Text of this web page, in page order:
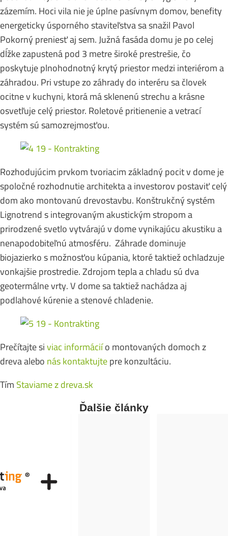
zázemím. Hoci vila nie je úplne pasívnym domov, benefity
energeticky úsporného staviteľstva sa snažil Pavol
Pokorný preniesť aj sem. Južná fasáda domu je po celej
dĺžke zapustená pod 3 metre široké prestrešie, čo
poskytuje plnohodnotný krytý priestor medzi interiérom a
záhradou. Pri vstupe zo záhrady do interéru sa človek
ocitne v kuchyni, ktorá má sklenenú strechu a krásne
osvetľuje celý priestor. Roletové pritienenie a vetrací
systém sú samozrejmosťou.
Rozhodujúcim prvkom tvoriacim základný pocit v dome je
spoločné rozhodnutie architekta a investorov postaviť celý
dom ako montovanú drevostavbu. Konštrukčný systém
Lignotrend s integrovaným akustickým stropom a
prirodzené svetlo vytvárajú v dome vynikajúcu akustiku a
nenapodobiteľnú atmosféru. Záhrade dominuje
biojazierko s možnosťou kúpania, ktoré taktiež ochladzuje
vonkajšie prostredie. Zdrojom tepla a chladu sú dva
geotermálne vrty. V dome sa taktiež nachádza aj
podlahové kúrenie a stenové chladenie.
Prečítajte siviac informáciío montovaných domoch z
dreva alebonás kontaktujtepre konzultáciu.
TímStaviame z dreva.sk
Ďalšie články